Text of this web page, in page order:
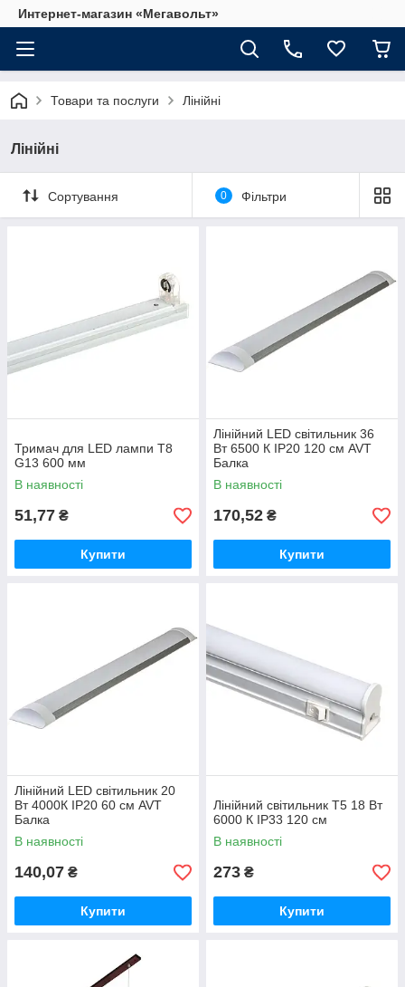
Интернет-магазин «Мегавольт»
Товари та послуги Лінійні
Лінійні
Сортування 0 Фільтри
Тримач для LED лампи Т8
G13 600 мм
В наявності
51,77 ₴
Купити
Лінійний LED світильник 36
Вт 6500 К IP20 120 см AVT
Балка
В наявності
170,52 ₴
Купити
Лінійний LED світильник 20
Вт 4000К IP20 60 см AVT
Балка
В наявності
140,07 ₴
Купити
Лінійний світильник T5 18 Вт
6000 К ІР33 120 см
В наявності
273 ₴
Купити